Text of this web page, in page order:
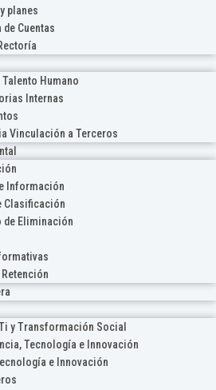
planes
de Cuentas
Humano
Internas
Vinculación a Terceros
Información
Clasificación
de Eliminación
y Transformación Social
Tecnología e Innovación
e Innovación